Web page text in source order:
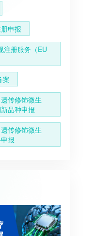
申报
注册服务（EU
案
传修饰微生
品种申报
传修饰微生
报